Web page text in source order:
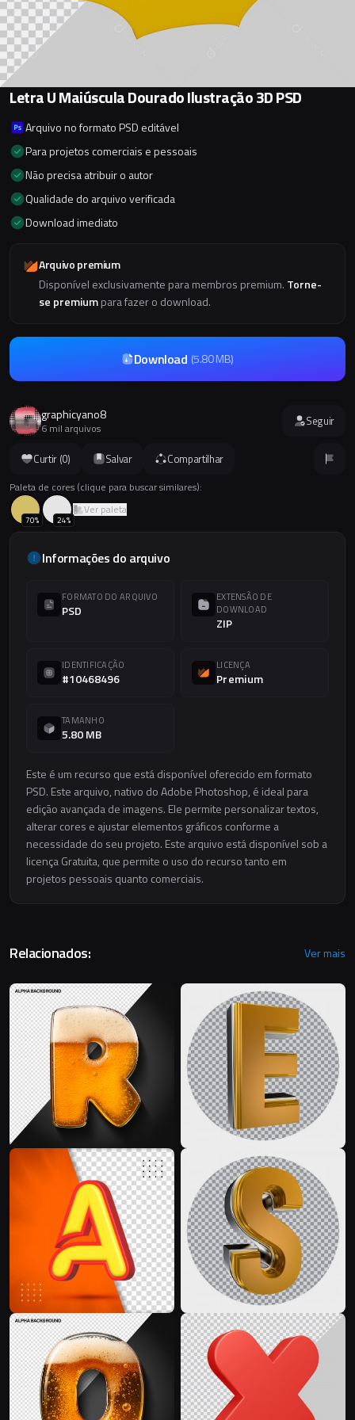
Curtir (0) Salvar Compartilhar
Paleta de cores (clique para buscar similares):
70% 24%
Ver paleta
Informações do arquivo
FORMATO DO ARQUIVO
PSD
EXTENSÃO DE
DOWNLOAD
ZIP
IDENTIFICAÇÃO
#10468496
LICENÇA
Premium
TAMANHO
5.80 MB
Este é um recurso que está disponível oferecido em formato
PSD. Este arquivo, nativo do Adobe Photoshop, é ideal para
edição avançada de imagens. Ele permite personalizar textos,
alterar cores e ajustar elementos gráficos conforme a
necessidade do seu projeto. Este arquivo está disponível sob a
licença Gratuita, que permite o uso do recurso tanto em
projetos pessoais quanto comerciais.
Letra U Maiúscula Dourado Ilustração 3D PSD
Arquivo no formato PSD editável
Para projetos comerciais e pessoais
Não precisa atribuir o autor
Qualidade do arquivo verificada
Download imediato
Arquivo premium
Disponível exclusivamente para membros premium. Torne-
se premiumpara fazer o download.
Download (5.80 MB)
graphicyano8
6 mil arquivos Seguir
Relacionados: Ver mais